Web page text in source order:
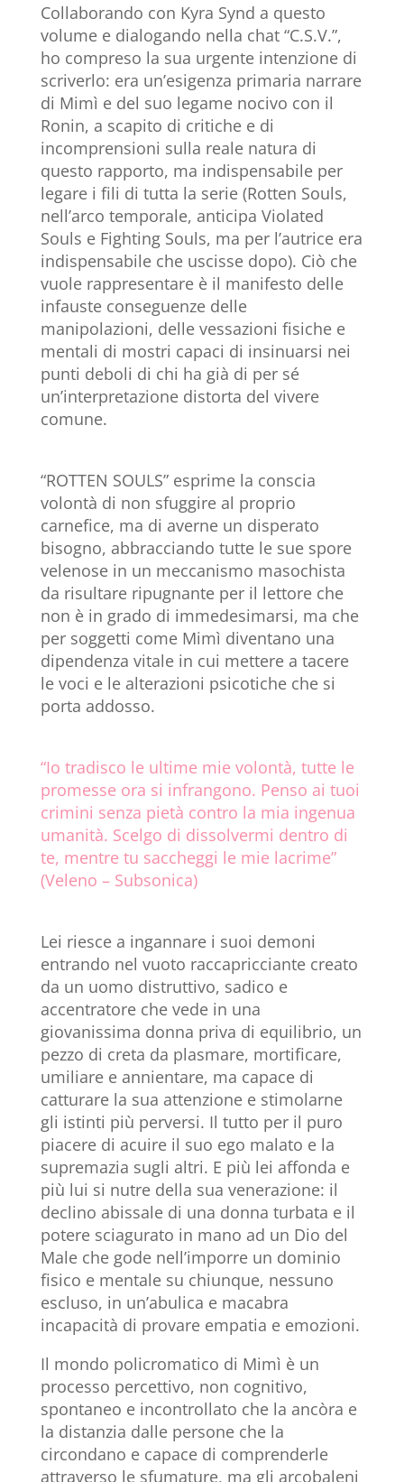
Collaborando con Kyra Synd a questo
volume e dialogando nella chat “C.S.V.”,
ho compreso la sua urgente intenzione di
scriverlo: era un’esigenza primaria narrare
di Mimì e del suo legame nocivo con il
Ronin, a scapito di critiche e di
incomprensioni sulla reale natura di
questo rapporto, ma indispensabile per
legare i fili di tutta la serie (Rotten Souls,
nell’arco temporale, anticipa Violated
Souls e Fighting Souls, ma per l’autrice era
indispensabile che uscisse dopo). Ciò che
vuole rappresentare è il manifesto delle
infauste conseguenze delle
manipolazioni, delle vessazioni fisiche e
mentali di mostri capaci di insinuarsi nei
punti deboli di chi ha già di per sé
un’interpretazione distorta del vivere
comune.
“ROTTEN SOULS” esprime la conscia
volontà di non sfuggire al proprio
carnefice, ma di averne un disperato
bisogno, abbracciando tutte le sue spore
velenose in un meccanismo masochista
da risultare ripugnante per il lettore che
non è in grado di immedesimarsi, ma che
per soggetti come Mimì diventano una
dipendenza vitale in cui mettere a tacere
le voci e le alterazioni psicotiche che si
porta addosso.
“Io tradisco le ultime mie volontà, tutte le
promesse ora si infrangono. Penso ai tuoi
crimini senza pietà contro la mia ingenua
umanità. Scelgo di dissolvermi dentro di
te, mentre tu saccheggi le mie lacrime”
(Veleno – Subsonica)
Lei riesce a ingannare i suoi demoni
entrando nel vuoto raccapricciante creato
da un uomo distruttivo, sadico e
accentratore che vede in una
giovanissima donna priva di equilibrio, un
pezzo di creta da plasmare, mortificare,
umiliare e annientare, ma capace di
catturare la sua attenzione e stimolarne
gli istinti più perversi. Il tutto per il puro
piacere di acuire il suo ego malato e la
supremazia sugli altri. E più lei affonda e
più lui si nutre della sua venerazione: il
declino abissale di una donna turbata e il
potere sciagurato in mano ad un Dio del
Male che gode nell’imporre un dominio
fisico e mentale su chiunque, nessuno
escluso, in un’abulica e macabra
incapacità di provare empatia e emozioni.
Il mondo policromatico di Mimì è un
processo percettivo, non cognitivo,
spontaneo e incontrollato che la ancòra e
la distanzia dalle persone che la
circondano e capace di comprenderle
attraverso le sfumature, ma gli arcobaleni